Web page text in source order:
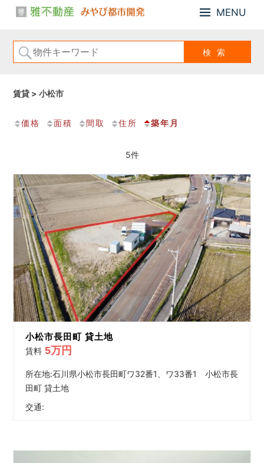
不
動
や
都
市、
能
の
建
宅
用
地、
売
土
地」
と
な
ら
雅
不
産・
MENU
賃貸 > 小松市
価格 面積 間取 住所 築年月
5件
小松市長田町 貸土地
賃料 5万円
所在地:石川県小松市長田町ワ32番1、ワ33番1 小松市長
田町 貸土地
交通: